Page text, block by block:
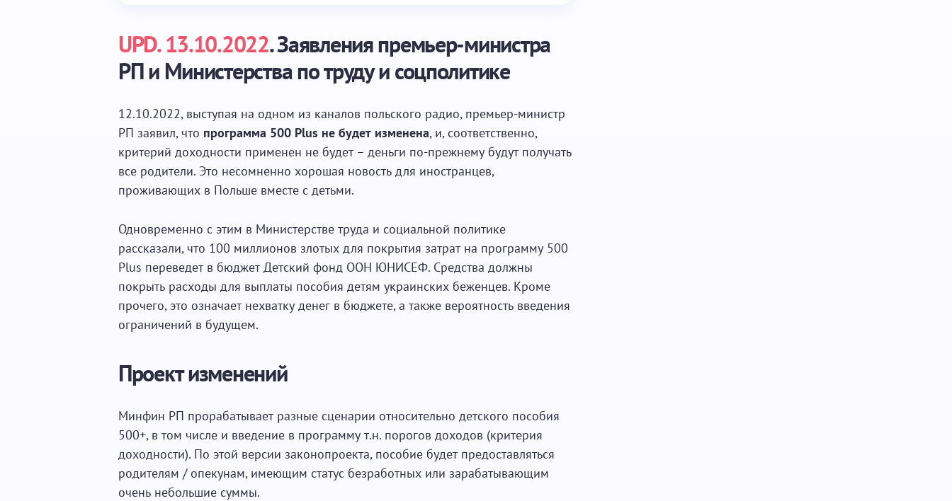
UPD. 13.10.2022. Заявления премьер-министра
РП и Министерства по труду и соцполитике
12.10.2022, выступая на одном из каналов польского радио, премьер-министр
РП заявил, что программа 500 Plus не будет изменена, и, соответственно,
критерий доходности применен не будет – деньги по-прежнему будут получать
все родители. Это несомненно хорошая новость для иностранцев,
проживающих в Польше вместе с детьми.
Одновременно с этим в Министерстве труда и социальной политике
рассказали, что 100 миллионов злотых для покрытия затрат на программу 500
Plus переведет в бюджет Детский фонд ООН ЮНИСЕФ. Средства должны
покрыть расходы для выплаты пособия детям украинских беженцев. Кроме
прочего, это означает нехватку денег в бюджете, а также вероятность введения
ограничений в будущем.
Проект изменений
Минфин РП прорабатывает разные сценарии относительно детского пособия
500+, в том числе и введение в программу т.н. порогов доходов (критерия
доходности). По этой версии законопроекта, пособие будет предоставляться
родителям / опекунам, имеющим статус безработных или зарабатывающим
очень небольшие суммы.